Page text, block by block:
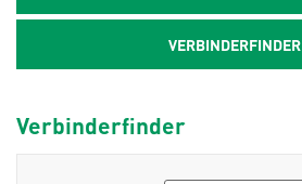
VERBINDERFINDER
Verbinderfinder